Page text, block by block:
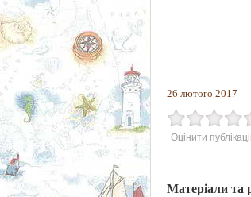
26 лютого 2017
Оцінити
Матеріали та